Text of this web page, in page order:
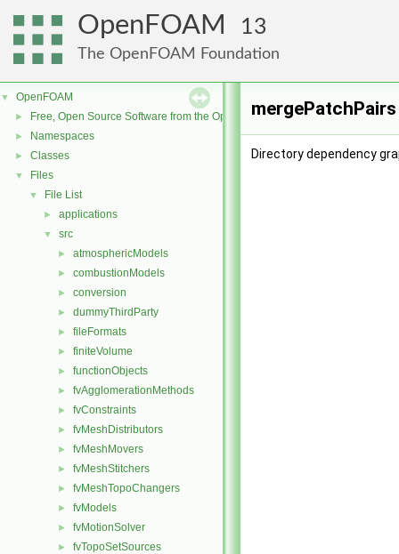
OpenFOAM 13
The OpenFOAM Foundation
▼ OpenFOAM
► Free, Open Source Software from the OpenFOAM Foundation
► Namespaces
► Classes
▼ Files
▼ File List
► applications
▼ src
► atmosphericModels
► combustionModels
► conversion
► dummyThirdParty
► fileFormats
► finiteVolume
► functionObjects
► fvAgglomerationMethods
► fvConstraints
► fvMeshDistributors
► fvMeshMovers
► fvMeshStitchers
► fvMeshTopoChangers
► fvModels
► fvMotionSolver
► fvTopoSetSources
Directory dependency